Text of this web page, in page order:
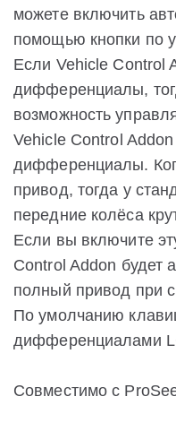
можете включить
помощью кнопки по
Если Vehicle Control
дифференциалы,
возможность
Vehicle Control
дифференциалы.
привод, тогда у
передние колёса
Если вы включите
Control Addon будет
полный привод при
По умолчанию
дифференциалами
Совместимо с